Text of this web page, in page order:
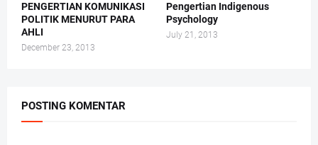
PENGERTIAN KOMUNIKASI
POLITIK MENURUT PARA
AHLI
December 23, 2013
Pengertian Indigenous
Psychology
July 21, 2013
POSTING KOMENTAR